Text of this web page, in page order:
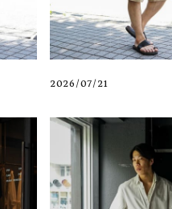
2026/07/21